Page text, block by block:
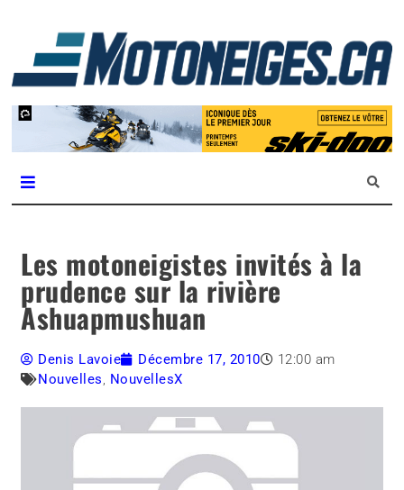
Magazine Motoneiges.ca
Les motoneigistes invités à la
prudence sur la rivière
Ashuapmushuan
Denis Lavoie Décembre 17, 2010
12:00 am
Nouvelles, NouvellesX